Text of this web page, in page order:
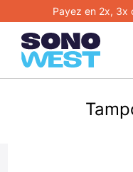
Payez en 2x, 3x